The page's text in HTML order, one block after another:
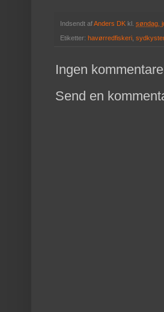
Indsendt afAnders DK kl. søndag,
Etiketter: havørredfiskeri,
Ingen
Send en